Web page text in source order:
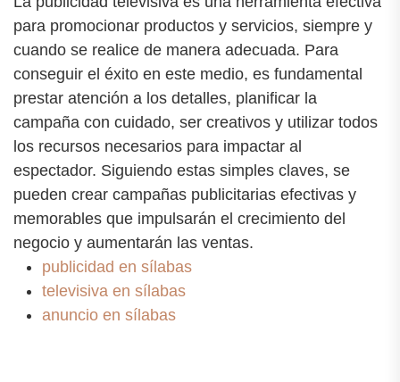
para promocionar productos y servicios, siempre y
cuando se realice de manera adecuada. Para
conseguir el éxito en este medio, es fundamental
prestar atención a los detalles, planificar la
campaña con cuidado, ser creativos y utilizar todos
los recursos necesarios para impactar al
espectador. Siguiendo estas simples claves, se
pueden crear campañas publicitarias efectivas y
memorables que impulsarán el crecimiento del
negocio y aumentarán las ventas.
publicidad en sílabas
televisiva en sílabas
anuncio en sílabas